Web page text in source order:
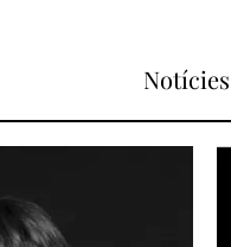
Notícies